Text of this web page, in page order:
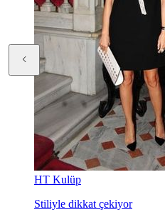
HT Kulüp
Stiliyle dikkat çekiyor